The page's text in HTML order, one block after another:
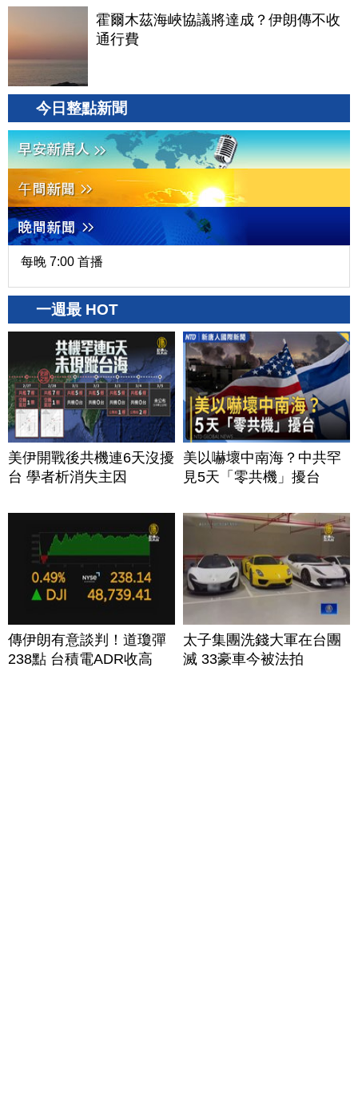
霍爾木茲海峽協議將達成？伊朗傳不收
通行費
今日整點新聞
每晚 7:00 首播
一週最 HOT
美伊開戰後共機連6天沒擾
台 學者析消失主因
美以嚇壞中南海？中共罕
見5天「零共機」擾台
傳伊朗有意談判！道瓊彈
238點 台積電ADR收高
太子集團洗錢大軍在台團
滅 33豪車今被法拍